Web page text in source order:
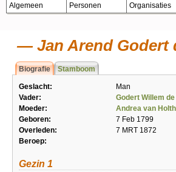
Algemeen Personen Organisaties
Jan Arend Godert
Biografie Stamboom
Geslacht:
Man
Vader:
Godert Willem
Moeder:
Andrea van
Geboren:
7 Feb 1799
Overleden:
7 MRT 1872
Beroep:
Gezin 1